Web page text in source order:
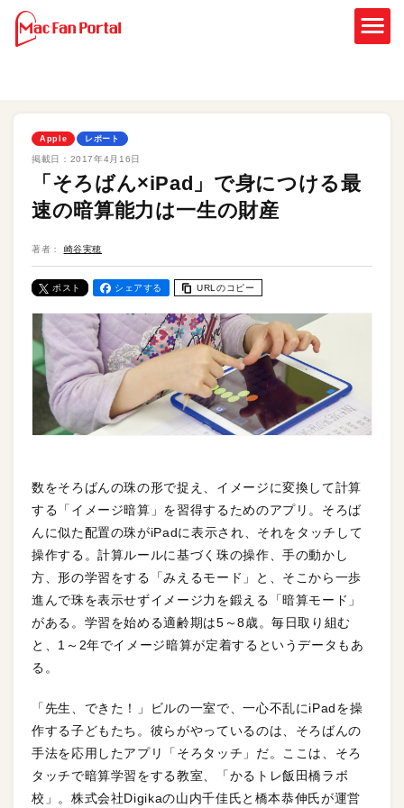
Apple レポート
掲載日： 2017年4月16日
「そろばん×iPad」で身につける最
速の暗算能力は一生の財産
著者： 崎谷実穂
ポスト シェアする URLのコピー
数をそろばんの珠の形で捉え、イメージに変換して計算
する「イメージ暗算」を習得するためのアプリ。そろば
んに似た配置の珠がiPadに表示され、それをタッチして
操作する。計算ルールに基づく珠の操作、手の動かし
方、形の学習をする「みえるモード」と、そこから一歩
進んで珠を表示せずイメージ力を鍛える「暗算モード」
がある。学習を始める適齢期は5～8歳。毎日取り組む
と、1～2年でイメージ暗算が定着するというデータもあ
る。
「先生、できた！」ビルの一室で、一心不乱にiPadを操
作する子どもたち。彼らがやっているのは、そろばんの
手法を応用したアプリ「そろタッチ」だ。ここは、そろ
タッチで暗算学習をする教室、「かるトレ飯田橋ラボ
校」。株式会社Digikaの山内千佳氏と橋本恭伸氏が運営